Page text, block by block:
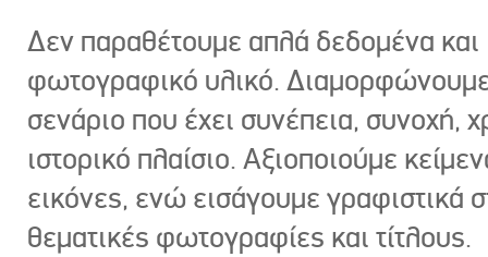
Δεν παραθέτουμε απλά δεδομένα και
φωτογραφικό υλικό.
σενάριο που έχει συνέπεια, συνοχή,
ιστορικό πλαίσιο. Αξιοποιούμε
εικόνες, ενώ εισάγουμε γραφιστικά
θεματικές φωτογραφίες και τίτλους.